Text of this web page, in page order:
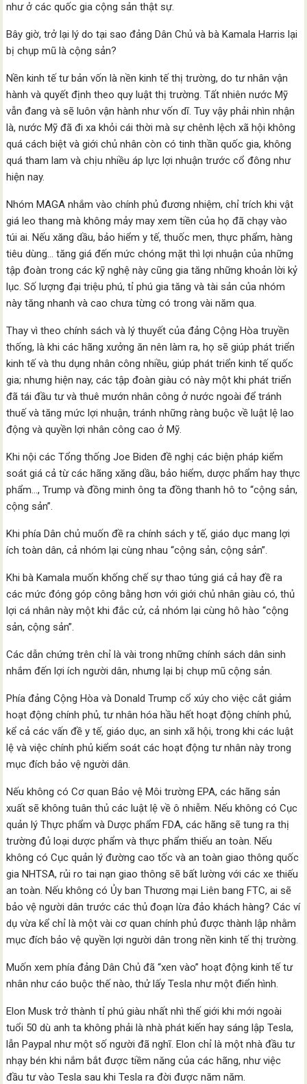
như ở các quốc gia cộng sản thật sự.
Bây giờ, trở lại lý do tại sao đảng Dân Chủ và bà Kamala Harris lại
bị chụp mũ là cộng sản?
Nền kinh tế tư bản vốn là nền kinh tế thị trường, do tư nhân vận
hành và quyết định theo quy luật thị trường. Tất nhiên nước Mỹ
vẫn đang và sẽ luôn vận hành như vốn dĩ. Tuy vậy phải nhìn nhận
là, nước Mỹ đã đi xa khỏi cái thời mà sự chênh lệch xã hội không
quá cách biệt và giới chủ nhân còn có tinh thần quốc gia, không
quá tham lam và chịu nhiều áp lực lợi nhuận trước cổ đông như
hiện nay.
Nhóm MAGA nhắm vào chính phủ đương nhiệm, chỉ trích khi vật
giá leo thang mà không mảy may xem tiền của họ đã chạy vào
túi ai. Nếu xăng dầu, bảo hiểm y tế, thuốc men, thực phẩm, hàng
tiêu dùng… tăng giá đến mức chóng mặt thì lợi nhuận của những
tập đoàn trong các kỹ nghệ này cũng gia tăng những khoản lời kỷ
lục. Số lượng đại triệu phú, tỉ phú gia tăng và tài sản của nhóm
này tăng nhanh và cao chưa từng có trong vài năm qua.
Thay vì theo chính sách và lý thuyết của đảng Cộng Hòa truyền
thống, là khi các hãng xưởng ăn nên làm ra, họ sẽ giúp phát triển
kinh tế và thu dụng nhân công nhiều, giúp phát triển kinh tế quốc
gia; nhưng hiện nay, các tập đoàn giàu có này một khi phát triển
đã tái đầu tư và thuê mướn nhân công ở nước ngoài để tránh
thuế và tăng mức lợi nhuận, tránh những ràng buộc về luật lệ lao
động và quyền lợi nhân công cao ở Mỹ.
Khi nội các Tổng thống Joe Biden đề nghị các biện pháp kiểm
soát giá cả từ các hãng xăng dầu, bảo hiểm, dược phẩm hay thực
phẩm…, Trump và đồng minh ông ta đồng thanh hô to “cộng sản,
cộng sản”.
Khi phía Dân chủ muốn đề ra chính sách y tế, giáo dục mang lợi
ích toàn dân, cả nhóm lại cùng nhau “cộng sản, cộng sản”.
Khi bà Kamala muốn khống chế sự thao túng giá cả hay đề ra
các mức đóng góp công bằng hơn với giới chủ nhân giàu có, thủ
lợi cá nhân này một khi đắc cử, cả nhóm lại cùng hô hào “cộng
sản, cộng sản”.
Các dẫn chứng trên chỉ là vài trong những chính sách dân sinh
nhắm đến lợi ích người dân, nhưng lại bị chụp mũ cộng sản.
Phía đảng Cộng Hòa và Donald Trump cổ xúy cho việc cắt giảm
hoạt động chính phủ, tư nhân hóa hầu hết hoạt động chính phủ,
kể cả các vấn đề y tế, giáo dục, an sinh xã hội, trong khi các luật
lệ và việc chính phủ kiểm soát các hoạt động tư nhân này trong
mục đích bảo vệ người dân.
Nếu không có Cơ quan Bảo vệ Môi trường EPA, các hãng sản
xuất sẽ không tuân thủ các luật lệ về ô nhiễm. Nếu không có Cục
quản lý Thực phẩm và Dược phẩm FDA, các hãng sẽ tung ra thị
trường đủ loại dược phẩm và thực phẩm thiếu an toàn. Nếu
không có Cục quản lý đường cao tốc và an toàn giao thông quốc
gia NHTSA, rủi ro tai nạn giao thông sẽ bất lường với các xe thiếu
an toàn. Nếu không có Ủy ban Thương mại Liên bang FTC, ai sẽ
bảo vệ người dân trước các thủ đoạn lừa đảo khách hàng? Các ví
dụ vừa kể chỉ là một vài cơ quan chính phủ được thành lập nhằm
mục đích bảo vệ quyền lợi người dân trong nền kinh tế thị trường.
Muốn xem phía đảng Dân Chủ đã “xen vào” hoạt động kinh tế tư
nhân như cáo buộc thế nào, thử lấy Tesla như một điển hình.
Elon Musk trở thành tỉ phú giàu nhất nhì thế giới khi mới ngoài
tuổi 50 dù anh ta không phải là nhà phát kiến hay sáng lập Tesla,
lẫn Paypal như một số người đã nghĩ. Elon chỉ là một nhà đầu tư
nhạy bén khi nắm bắt được tiềm năng của các hãng, như việc
đầu tư vào Tesla sau khi Tesla ra đời được năm năm.